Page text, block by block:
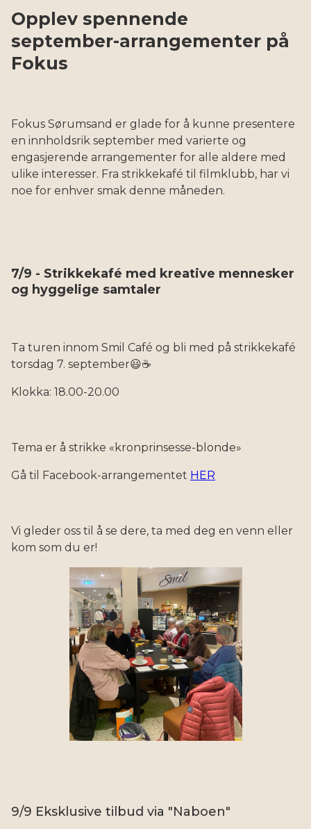
Opplev spennende
september-arrangementer på
Fokus
Fokus Sørumsand er glade for å kunne presentere
en innholdsrik september med varierte og
engasjerende arrangementer for alle aldere med
ulike interesser. Fra strikkekafé til filmklubb, har vi
noe for enhver smak denne måneden.
7/9 - Strikkekafé med kreative mennesker
og hyggelige samtaler
Ta turen innom Smil Café og bli med på strikkekafé
torsdag 7. september😃☕️
Klokka: 18.00-20.00
Tema er å strikke «kronprinsesse-blonde»
Gå til Facebook-arrangementet HER
Vi gleder oss til å se dere, ta med deg en venn eller
kom som du er!
9/9 Eksklusive tilbud via "Naboen"